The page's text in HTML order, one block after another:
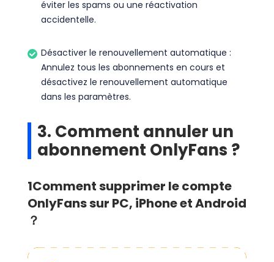
éviter les spams ou une réactivation
accidentelle.
Désactiver le renouvellement automatique :
Annulez tous les abonnements en cours et
désactivez le renouvellement automatique
dans les paramètres.
3. Comment annuler un
abonnement OnlyFans ?
1Comment supprimer le compte
OnlyFans sur PC, iPhone et Android
？